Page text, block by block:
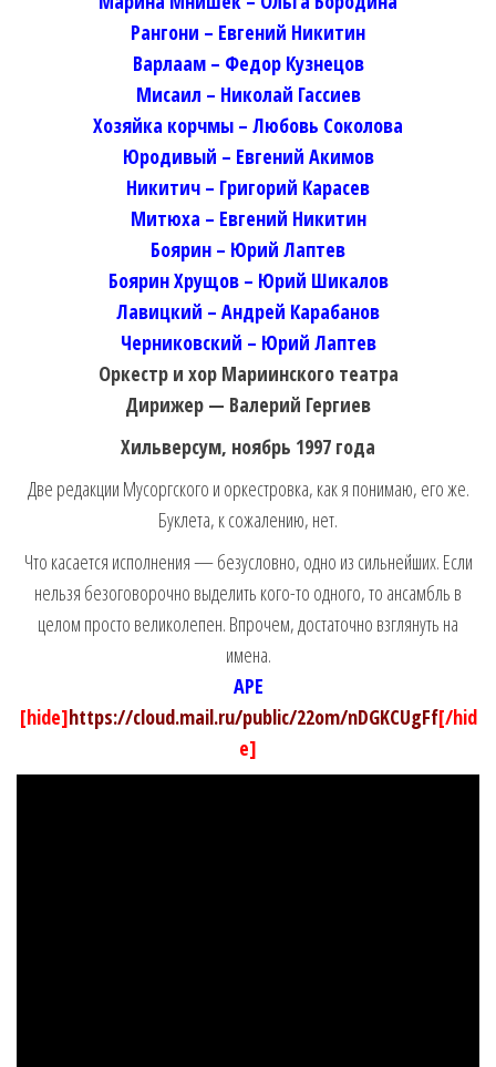
Рангони – Евгений Никитин
Варлаам – Федор Кузнецов
Мисаил – Николай Гассиев
Хозяйка корчмы – Любовь Соколова
Юродивый – Евгений Акимов
Никитич – Григорий Карасев
Митюха – Евгений Никитин
Боярин – Юрий Лаптев
Боярин Хрущов – Юрий Шикалов
Лавицкий – Андрей Карабанов
Черниковский – Юрий Лаптев
Оркестр и хор Мариинского театра
Дирижер — Валерий Гергиев
Хильверсум, ноябрь 1997 года
Две редакции Мусоргского и оркестровка, как я понимаю, его же.
Буклета, к сожалению, нет.
Что касается исполнения — безусловно, одно из сильнейших. Если
нельзя безоговорочно выделить кого-то одного, то ансамбль в
целом просто великолепен. Впрочем, достаточно взглянуть на
имена.
APE
[hide]https://cloud.mail.ru/public/22om/nDGKCUgFf[/hid
e]